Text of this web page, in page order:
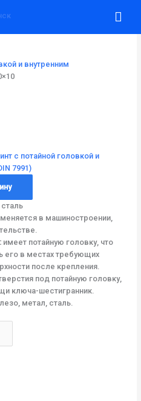
и внутренним
с потайной головкой и
7991)
в машиностроении,
имеет потайную головку, что
его в местах требующих
после крепления.
под потайную головку,
ключа-шестигранник.
метал, сталь.